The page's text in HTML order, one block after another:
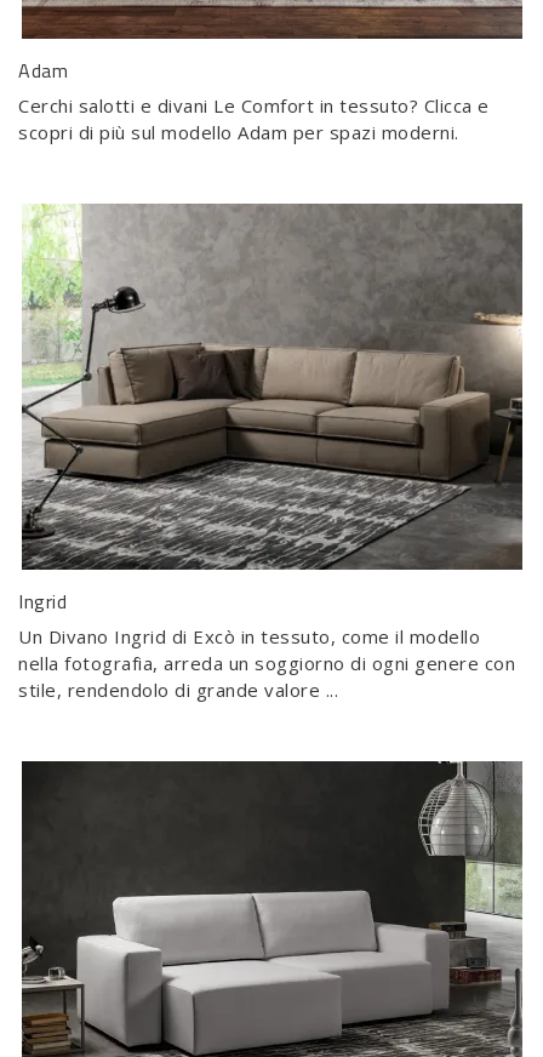
Adam
Cerchi salotti e divani Le Comfort in tessuto? Clicca e
scopri di più sul modello Adam per spazi moderni.
Ingrid
Un Divano Ingrid di Excò in tessuto, come il modello
nella fotografia, arreda un soggiorno di ogni genere con
stile, rendendolo di grande valore ...